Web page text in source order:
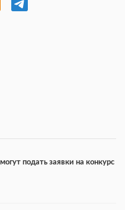
подать заявки на конкурс